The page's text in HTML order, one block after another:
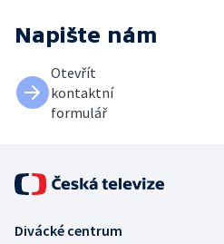
Napište nám
Otevřít
kontaktní
formulář
Divácké centrum